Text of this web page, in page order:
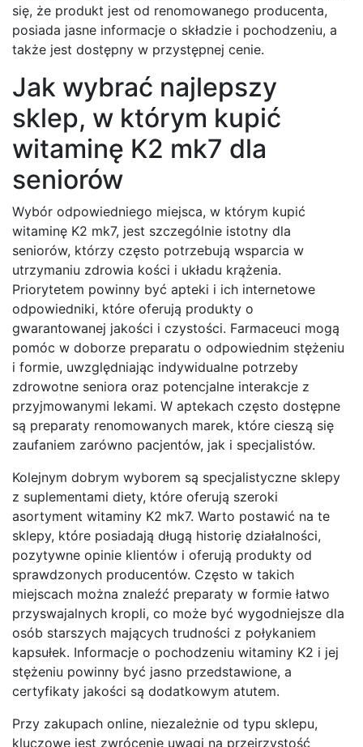
się, że produkt jest od renomowanego producenta,
posiada jasne informacje o składzie i pochodzeniu, a
także jest dostępny w przystępnej cenie.
Jak wybrać najlepszy
sklep, w którym kupić
witaminę K2 mk7 dla
seniorów
Wybór odpowiedniego miejsca, w którym kupić
witaminę K2 mk7, jest szczególnie istotny dla
seniorów, którzy często potrzebują wsparcia w
utrzymaniu zdrowia kości i układu krążenia.
Priorytetem powinny być apteki i ich internetowe
odpowiedniki, które oferują produkty o
gwarantowanej jakości i czystości. Farmaceuci mogą
pomóc w doborze preparatu o odpowiednim stężeniu
i formie, uwzględniając indywidualne potrzeby
zdrowotne seniora oraz potencjalne interakcje z
przyjmowanymi lekami. W aptekach często dostępne
są preparaty renomowanych marek, które cieszą się
zaufaniem zarówno pacjentów, jak i specjalistów.
Kolejnym dobrym wyborem są specjalistyczne sklepy
z suplementami diety, które oferują szeroki
asortyment witaminy K2 mk7. Warto postawić na te
sklepy, które posiadają długą historię działalności,
pozytywne opinie klientów i oferują produkty od
sprawdzonych producentów. Często w takich
miejscach można znaleźć preparaty w formie łatwo
przyswajalnych kropli, co może być wygodniejsze dla
osób starszych mających trudności z połykaniem
kapsułek. Informacje o pochodzeniu witaminy K2 i jej
stężeniu powinny być jasno przedstawione, a
certyfikaty jakości są dodatkowym atutem.
Przy zakupach online, niezależnie od typu sklepu,
kluczowe jest zwrócenie uwagi na przejrzystość